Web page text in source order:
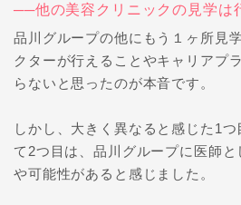
──他の美容クリニックの見学は
品川グループの他にもう１ヶ所見
クターが行えることやキャリアプ
らないと思ったのが本音です。
しかし、大きく異なると感じた1
て2つ目は、品川グループに医師
や可能性があると感じました。